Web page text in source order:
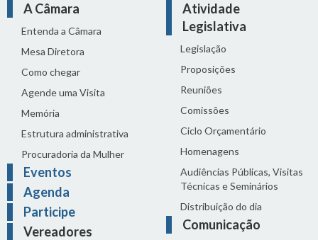
A Câmara
Entenda a Câmara
Mesa Diretora
Como chegar
Agende uma Visita
Memória
Estrutura administrativa
Procuradoria da Mulher
Eventos
Agenda
Participe
Vereadores
Atividade
Legislativa
Legislação
Proposições
Reuniões
Comissões
Ciclo Orçamentário
Homenagens
Audiências Públicas, Visitas
Técnicas e Seminários
Distribuição do dia
Comunicação